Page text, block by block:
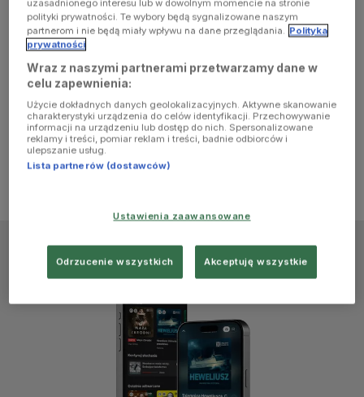
browser
console for
more
information)
uzasadnionego interesu lub w dowolnym momencie na stronie
polityki prywatności. Te wybory będą sygnalizowane naszym
partnerom i nie będą miały wpływu na dane przeglądania. Polityka
prywatności
Wraz z naszymi partnerami przetwarzamy dane w
celu zapewnienia:
Użycie dokładnych danych geolokalizacyjnych. Aktywne skanowanie
charakterystyki urządzenia do celów identyfikacji. Przechowywanie
informacji na urządzeniu lub dostęp do nich. Spersonalizowane
reklamy i treści, pomiar reklam i treści, badnie odbiorców i
ulepszanie usług.
Lista partnerów (dostawców)
Ustawienia zaawansowane
Odrzucenie wszystkich Akceptuję wszystkie